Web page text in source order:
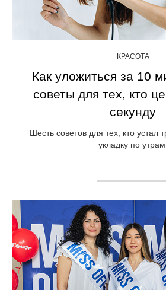
КРАСОТА
Как уложиться за 10
советы для тех, кто
секунду
Шесть советов для тех, кто устал
укладку по утрам.